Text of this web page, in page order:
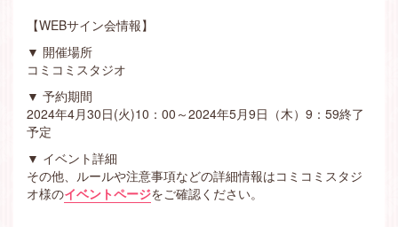
【WEBサイン会情報】
▼ 開催場所
コミコミスタジオ
▼ 予約期間
2024年4月30日(火)10：00～2024年5月9日（木）9：59終了
予定
▼ イベント詳細
その他、ルールや注意事項などの詳細情報はコミコミスタジ
オ様のイベントページをご確認ください。